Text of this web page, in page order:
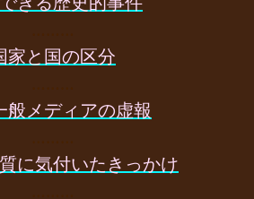
家と国の区分
般メディアの虚報
に気付いたきっかけ